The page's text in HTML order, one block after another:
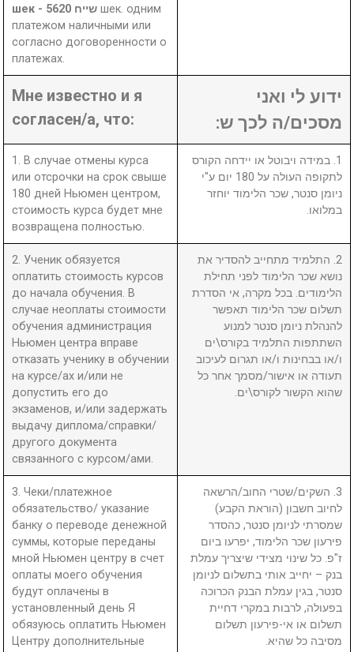
шек - 5620 שייחшек. одним
платежом наличными или
согласно договоренности о
платежах.
Мне известно и я
согласен/а, что:
ידוע לי ואני
מסכים/ה לכך ש:
1. В случае отмены курса
или отсрочки на срок свыше
180 дней Ньюмен центром,
стоимость курса будет мне
возвращена полностью.
1. במידה ויבוטל או יידחה הקורס
לתקופה העולה על 180 יום ע"י
ניומן סנטר, שכר הלימוד יוחזר
במלואו.
2. Ученик обязуется
оплатить стоимость курсов
до начала обучения. В
случае неоплаты стоимости
обучения администрация
Ньюмен центра вправе
отказать ученику в обучении
на курсе/ах и/или не
допустить его до
экзаменов, и/или задержать
выдачу диплома/справки/
другого документа
связанного с курсом/ами.
2. התלמיד מתחייב להסדיר את
נושא שכר הלימוד לפני תחילת
הלימודים. בכל מקרה, אי הסדרת
תשלום שכר הלימוד תאפשר
להנהלת ניומן סנטר למנוע
השתתפות התלמיד בקורס\ים
ו/או בבחינות ו/או תגרום לעיכוב
תעודה או אישור/מסמך אחר כל
שהוא הקשור לקורס\ים.
3. Чеки/платежное
обязательство/ указание
банку о переводе денежной
суммы, которые переданы
мной Ньюмен центру в счет
оплаты моего обучения
будут оплачены в
установленный день Я
обязуюсь оплатить Ньюмен
Центру дополнительные
3. השקים/שטרי החוב/הרשאה
לחיוב חשבון (הוראת הקבע)
שמסרתי לניומן סנטר, כהסדר
פירעון שכר הלימוד, יפרעו ביום
ז"פ. כל שינוי מצידי שיצריך עמלת
בנק – יחייב אותי בתשלום לניומן
סנטר, בגין עמלת הבנק הכרוכה
בפעולה, לרבות במקרי דחיית
תשלום או אי-פירעון תשלום
מסיבה כל שהיא.